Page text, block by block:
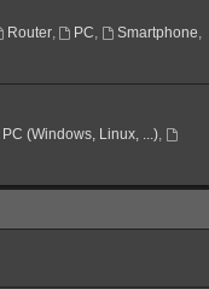
Router, PC, Smartphone,
PC (Windows, Linux, ...),